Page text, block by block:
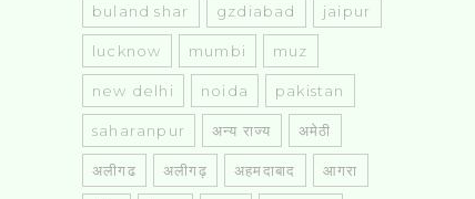
buland shar gzdiabad jaipur
lucknow mumbi muz
new delhi noida pakistan
saharanpur अन्य राज्य अमेठी
अलीगढ अलीगढ़ अहमदाबाद आगरा